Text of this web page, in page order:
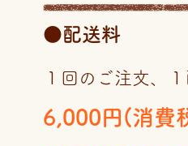
●配送料
１回のご注文、
6,000円(消費